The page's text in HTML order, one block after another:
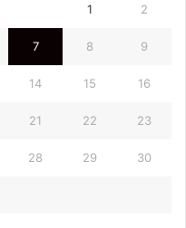
1 2
7 8 9
14 15 16
21 22 23
28 29 30